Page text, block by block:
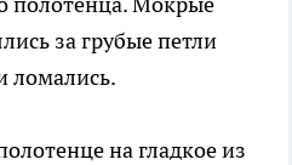
за грубые петли
ломались.
на гладкое из